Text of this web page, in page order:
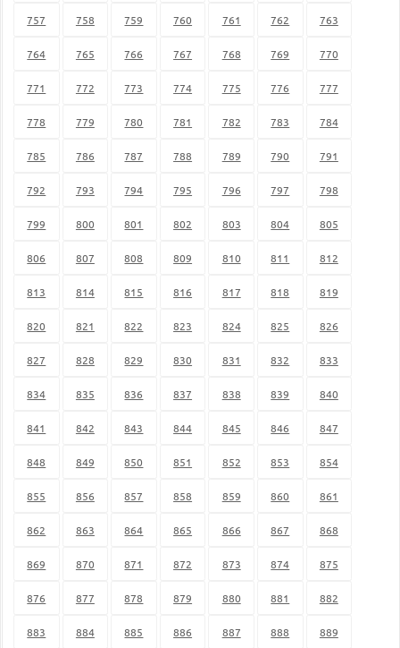
757 758 759 760 761 762 763
764 765 766 767 768 769 770
771 772 773 774 775 776 777
778 779 780 781 782 783 784
785 786 787 788 789 790 791
792 793 794 795 796 797 798
799 800 801 802 803 804 805
806 807 808 809 810 811 812
813 814 815 816 817 818 819
820 821 822 823 824 825 826
827 828 829 830 831 832 833
834 835 836 837 838 839 840
841 842 843 844 845 846 847
848 849 850 851 852 853 854
855 856 857 858 859 860 861
862 863 864 865 866 867 868
869 870 871 872 873 874 875
876 877 878 879 880 881 882
883 884 885 886 887 888 889